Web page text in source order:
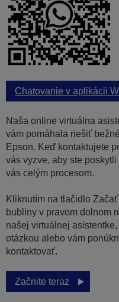
Chatovanie v aplikácii
Naša online virtuálna
vám pomáhala riešiť
Epson. Keď kontaktujete
vás vyzve, aby ste
vás celým procesom.
Kliknutím na tlačidlo
bubliny v pravom dolnom
našej virtuálnej
otázkou alebo vám
kontaktovať.
Začnite teraz